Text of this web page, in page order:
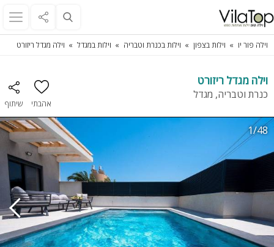
וילה פור יו וילות בצפון וילות בכנרת וטבריה וילות במגדל וילה מגדל ריזורט
וילה מגדל ריזורט
כנרת וטבריה, מגדל
אהבתי שיתוף
1/48